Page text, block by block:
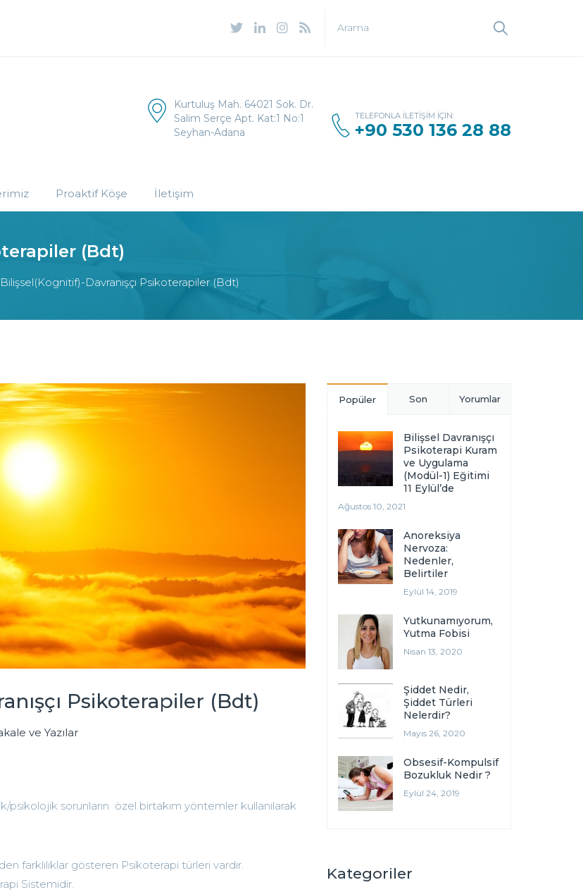
Kurtuluş Mah. 64021 Sok. Dr.
Salim Serçe Apt. Kat:1 No:1
Seyhan-Adana
TELEFONLA İLETIŞIM İÇIN:
+90 530 136 28 88
Proaktif Köşe İletişim
(Bdt)
Bilişsel(Kognitif)-Davranışçı Psikoterapiler (Bdt)
Psikoterapiler (Bdt)
ve Yazılar
sorunların özel birtakım yöntemler kullanılarak
farklılıklar gösteren Psikoterapi türleri vardır.
Sistemidir.
Popüler Son Yorumlar
Bilişsel Davranışçı
Psikoterapi Kuram
ve Uygulama
(Modül-1) Eğitimi
11 Eylül’de
Ağustos 10, 2021
Anoreksiya
Nervoza:
Nedenler,
Belirtiler
Eylül 14, 2019
Yutkunamıyorum,
Yutma Fobisi
Nisan 13, 2020
Şiddet Nedir,
Şiddet Türleri
Nelerdir?
Mayıs 26, 2020
Obsesif-Kompulsif
Bozukluk Nedir ?
Eylül 24, 2019
Kategoriler